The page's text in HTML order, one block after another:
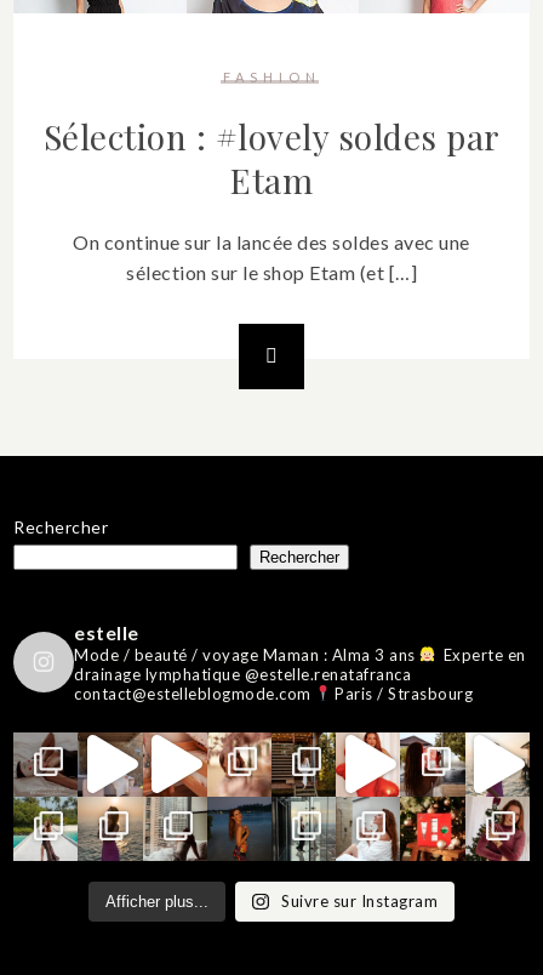
FASHION
Sélection : #lovely soldes par
Etam
On continue sur la lancée des soldes avec une
sélection sur le shop Etam (et […]
Rechercher
Rechercher
estelle
Mode / beauté / voyage Maman : Alma 3 ans
Experte en
drainage lymphatique @estelle.renatafranca
contact@estelleblogmode.com
Paris / Strasbourg
Afficher plus... Suivre sur Instagram